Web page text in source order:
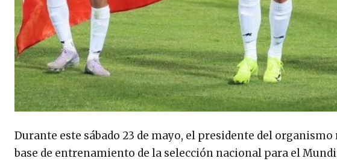
Durante este sábado 23 de mayo, el presidente del
base de entrenamiento de la selección nacional para el